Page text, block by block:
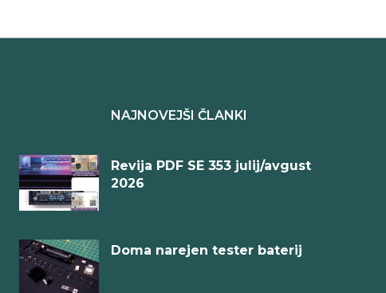
NAJNOVEJŠI ČLANKI
Revija PDF SE 353 julij/avgust
2026
Doma narejen tester baterij